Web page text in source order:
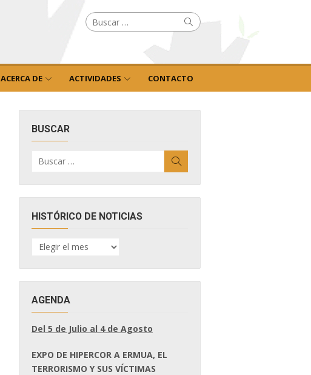
Buscar
por: Buscar
ACERCA DE ACTIVIDADES CONTACTO
BUSCAR
por:
HISTÓRICO DE NOTICIAS
HISTÓRICO
DE
AGENDA
Del 5 de Julio al 4 de Agosto
EXPO DE HIPERCOR A ERMUA, EL
TERRORISMO Y SUS VÍCTIMAS